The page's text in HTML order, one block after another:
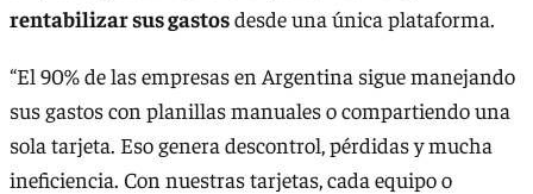
rentabilizar sus gastosdesde una única plataforma.
“El 90% de las empresas en Argentina sigue manejando
sus gastos con planillas manuales o compartiendo una
sola tarjeta. Eso genera descontrol, pérdidas y mucha
ineficiencia. Con nuestras tarjetas, cada equipo o